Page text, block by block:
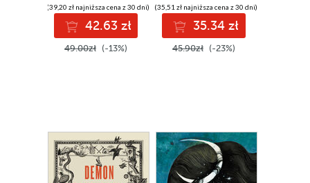
(39,20 zł najniższa cena z 30 dni)
42.63 zł
49.00zł (-13%)
(35,51 zł najniższa cena z 30 dni)
35.34 zł
45.90zł (-23%)